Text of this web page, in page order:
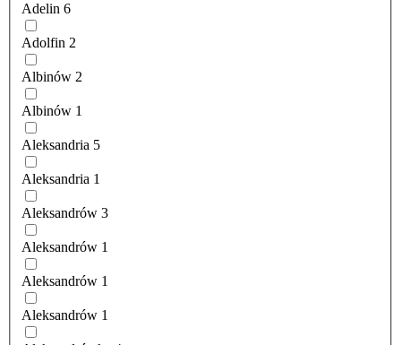
Adelin 6
Adolfin 2
Albinów 2
Albinów 1
Aleksandria 5
Aleksandria 1
Aleksandrów 3
Aleksandrów 1
Aleksandrów 1
Aleksandrów 1